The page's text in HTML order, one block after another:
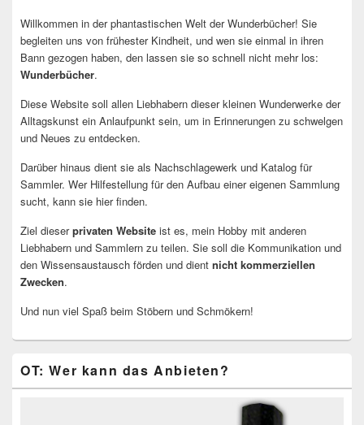
Willkommen in der phantastischen Welt der Wunderbücher! Sie
begleiten uns von frühester Kindheit, und wen sie einmal in ihren
Bann gezogen haben, den lassen sie so schnell nicht mehr los:
Wunderbücher.
Diese Website soll allen Liebhabern dieser kleinen Wunderwerke der
Alltagskunst ein Anlaufpunkt sein, um in Erinnerungen zu schwelgen
und Neues zu entdecken.
Darüber hinaus dient sie als Nachschlagewerk und Katalog für
Sammler. Wer Hilfestellung für den Aufbau einer eigenen Sammlung
sucht, kann sie hier finden.
Ziel dieserprivaten Website ist es, mein Hobby mit anderen
Liebhabern und Sammlern zu teilen. Sie soll die Kommunikation und
den Wissensaustausch förden und dient nicht kommerziellen
Zwecken.
Und nun viel Spaß beim Stöbern und Schmökern!
OT: Wer kann das Anbieten?